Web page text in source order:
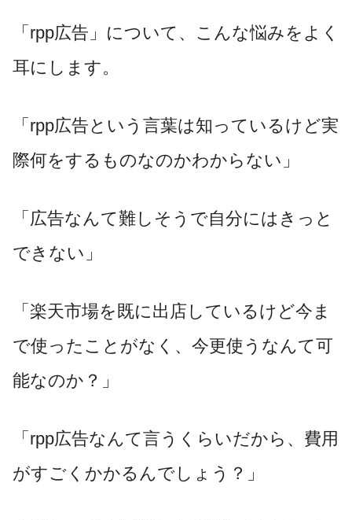
「 rpp広告」について、こんな悩みをよく
耳にします。
「 rpp広告という言葉は知っているけど実
際何をするものなのかわからない」
「広告なんて難しそうで自分にはきっと
できない」
「楽天市場を既に出店しているけど今ま
で使ったことがなく、今更使うなんて可
能なのか？」
「 rpp広告なんて言うくらいだから、費用
がすごくかかるんでしょう？」